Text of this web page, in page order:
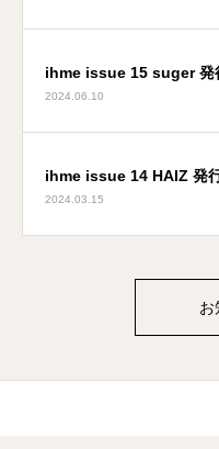
ihme issue 15 suger 発
2024.06.10
ihme issue 14 HAIZ 発
2024.03.15
お